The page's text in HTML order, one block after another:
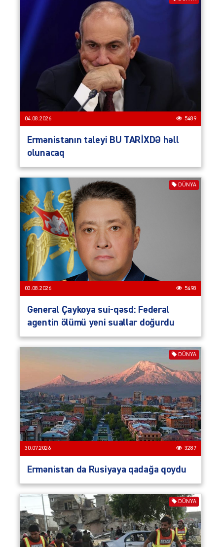
04.08.2026 5489
Ermənistanın taleyi BU TARİXDƏ həll
olunacaq
DÜNYA
03.08.2026 5498
General Çaykoya sui-qəsd: Federal
agentin ölümü yeni suallar doğurdu
DÜNYA
30.07.2026 3287
Ermənistan da Rusiyaya qadağa qoydu
DÜNYA